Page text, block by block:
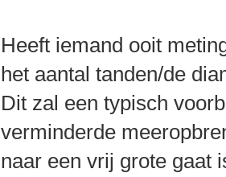
Heeft iemand ooit
het aantal tanden/de
Dit zal een typisch
verminderde
naar een vrij grote gaat